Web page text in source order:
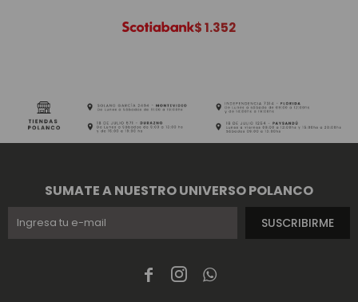
$1.352
  
SUMATE A NUESTRO UNIVERSO POLANCO
SUSCRIBIRME